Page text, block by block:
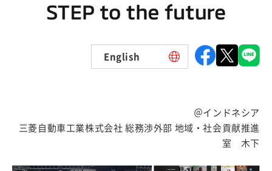
English
＠インドネシア
三菱自動車工業株式会社 総務渉外部 地域・社会貢献推進
室 木下